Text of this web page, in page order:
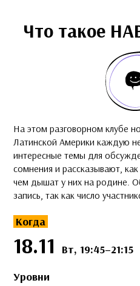
Что такое
На этом разговорном клубе
Латинской Америки каждую
интересные темы для
сомнения и рассказывают,
чем дышат у них на родине.
запись, так как число
Когда
18.11
Вт, 19:45–21:15
Уровни